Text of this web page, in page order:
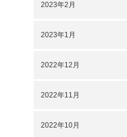
2023年2月
2023年1月
2022年12月
2022年11月
2022年10月